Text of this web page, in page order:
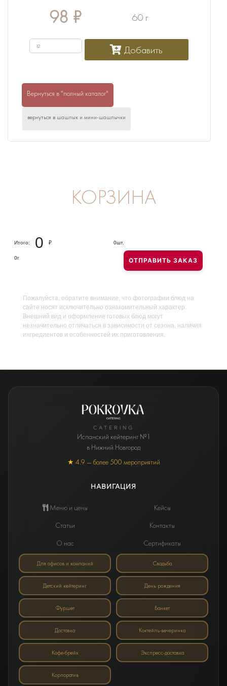
98 ₽ 60 г
Добавить
Вернуться в "полный каталог"
вернуться в шашлык и мини-шашлычки
КОРЗИНА
Итого: 0 ₽ 0шт.
0г ОТПРАВИТЬ ЗАКАЗ
Пожалуйста, обратите внимание, что фотографии блюд на
сайте носят исключительно ознакомительный характер.
Внешний вид и оформление готовых блюд могут
незначительно отличаться в зависимости от сезона, наличия
ингредиентов и особенностей их приготовления.
CATERING
Испанский кейтеринг №1
в Нижний Новгород
★ 4.9 — более 500 мероприятий
НАВИГАЦИЯ
Меню и цены
Кейсы
Статьи
Контакты
О нас
Сертификаты
Для офисов и компаний Свадьба
Детский кейтеринг День рождения
Фуршет Банкет
Доставка Коктейль-вечеринка
Кофе-брейк Экспресс-доставка
Корпоратив